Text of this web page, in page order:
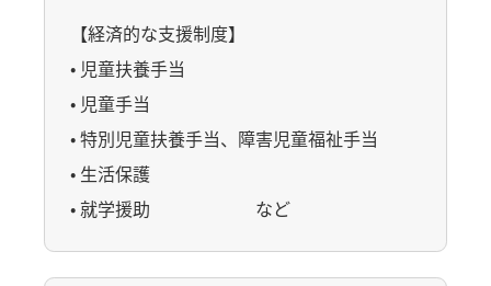
【経済的な支援制度】
• 児童扶養手当
• 児童手当
• 特別児童扶養手当、障害児童福祉手当
• 生活保護
• 就学援助 など